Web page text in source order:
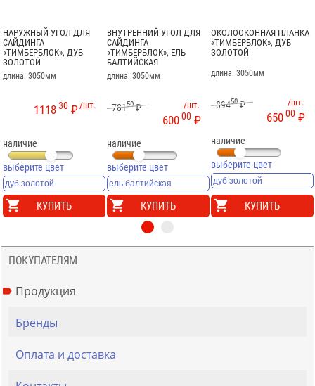
НАРУЖНЫЙ УГОЛ ДЛЯ
САЙДИНГА
«ТИМБЕРБЛОК», ДУБ
ЗОЛОТОЙ
длина: 3050мм
/шт.
111830 ₽
наличие
выберите цвет
КУПИТЬ
ВНУТРЕННИЙ УГОЛ ДЛЯ
САЙДИНГА
«ТИМБЕРБЛОК», ЕЛЬ
БАЛТИЙСКАЯ
длина: 3050мм
78150₽ /шт.
60000 ₽
наличие
выберите цвет
КУПИТЬ
ОКОЛООКОННАЯ ПЛАНКА
«ТИМБЕРБЛОК», ДУБ
ЗОЛОТОЙ
длина: 3050мм
89450₽ /шт.
65000 ₽
наличие
выберите цвет
КУПИТЬ
ПОКУПАТЕЛЯМ
Продукция
Бренды
Оплата и доставка